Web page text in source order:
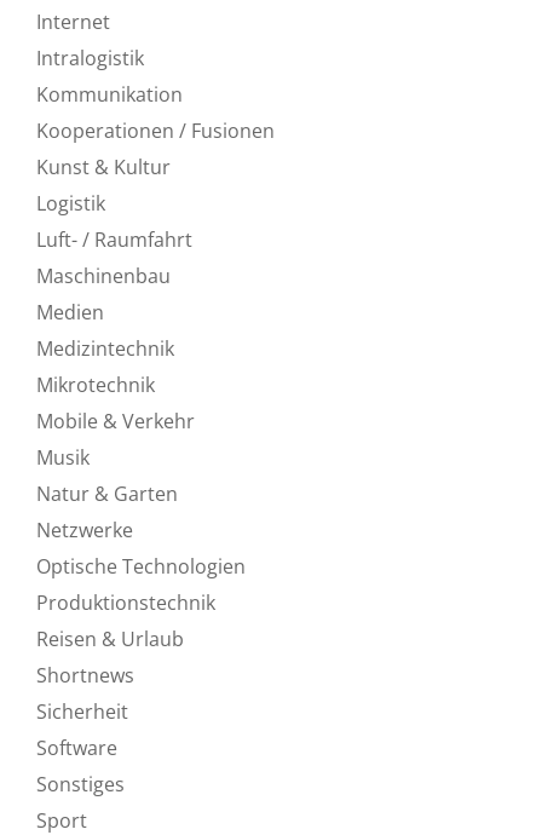
Internet
Intralogistik
Kommunikation
Kooperationen / Fusionen
Kunst & Kultur
Logistik
Luft- / Raumfahrt
Maschinenbau
Medien
Medizintechnik
Mikrotechnik
Mobile & Verkehr
Musik
Natur & Garten
Netzwerke
Optische Technologien
Produktionstechnik
Reisen & Urlaub
Shortnews
Sicherheit
Software
Sonstiges
Sport